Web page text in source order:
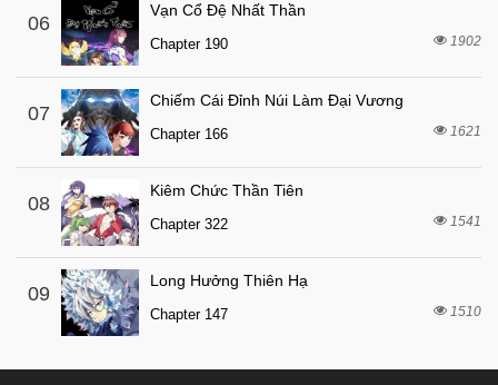
Chapter 6
Chapter 5
Chapter 4 7 tháng trước
Chapter 3
Chapter 2 7 tháng trước
Chapter 1
06
Vạn Cổ Đệ Nhất Thần
Chapter 190 1902
07
Chiếm Cái Đỉnh Núi Làm Đại Vương
Chapter 166 1621
08
Kiêm Chức Thần Tiên
Chapter 322 1541
09
Long Hưởng Thiên Hạ
Chapter 147 1510